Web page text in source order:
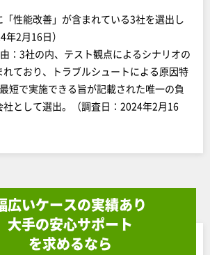
性能改善」が含まれている3社を選出し
2月16日）
：3社の内、テスト観点によるシナリオの
ており、トラブルシュートによる原因特
短で実施できる旨が記載された唯一の負
として選出。（調査日：2024年2月16
広いケースの実績あり
大手の安心サポート
を求めるなら